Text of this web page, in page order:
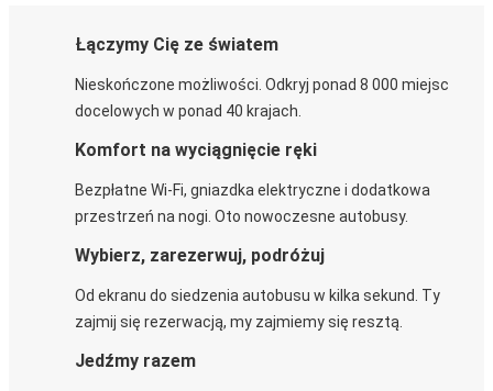
Łączymy Cię ze światem
Nieskończone możliwości. Odkryj ponad 8 000 miejsc
docelowych w ponad 40 krajach.
Komfort na wyciągnięcie ręki
Bezpłatne Wi-Fi, gniazdka elektryczne i dodatkowa
przestrzeń na nogi. Oto nowoczesne autobusy.
Wybierz, zarezerwuj, podróżuj
Od ekranu do siedzenia autobusu w kilka sekund. Ty
zajmij się rezerwacją, my zajmiemy się resztą.
Jedźmy razem